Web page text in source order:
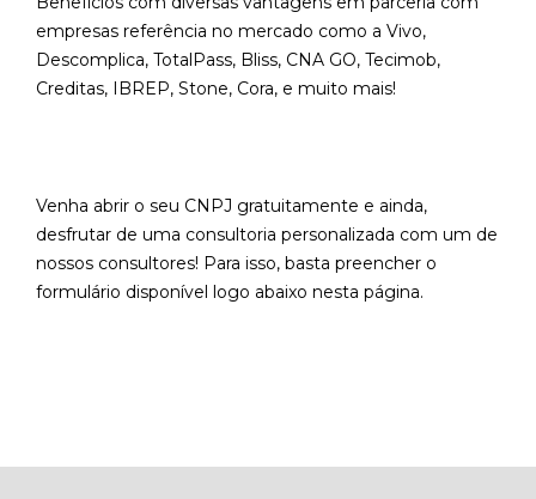
empresas referência no mercado como a Vivo,
Descomplica, TotalPass, Bliss, CNA GO, Tecimob,
Creditas, IBREP, Stone, Cora, e muito mais!
Venha abrir o seu CNPJ gratuitamente e ainda,
desfrutar de uma consultoria personalizada com um de
nossos consultores! Para isso, basta preencher o
formulário disponível logo abaixo nesta página.